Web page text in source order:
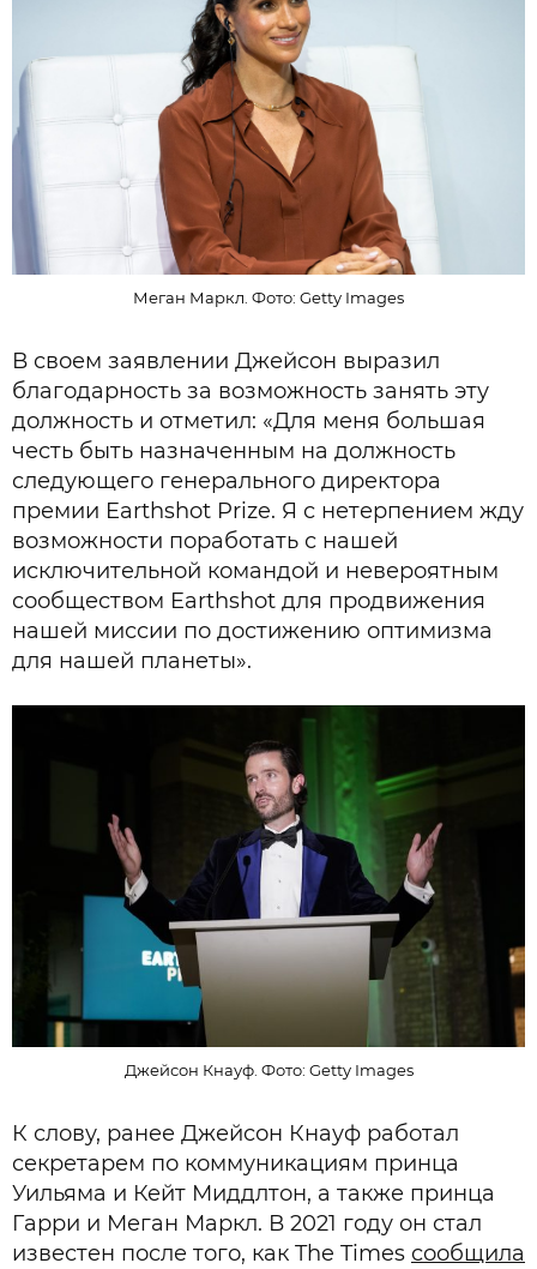
Меган Маркл. Фото: Getty Images
В своем заявлении Джейсон выразил
благодарность за возможность занять эту
должность и отметил: «Для меня большая
честь быть назначенным на должность
следующего генерального директора
премии Earthshot Prize. Я с нетерпением жду
возможности поработать с нашей
исключительной командой и невероятным
сообществом Earthshot для продвижения
нашей миссии по достижению оптимизма
для нашей планеты».
Джейсон Кнауф. Фото: Getty Images
К слову, ранее Джейсон Кнауф работал
секретарем по коммуникациям принца
Уильяма и Кейт Миддлтон, а также принца
Гарри и Меган Маркл. В 2021 году он стал
известен после того, как The Times сообщила